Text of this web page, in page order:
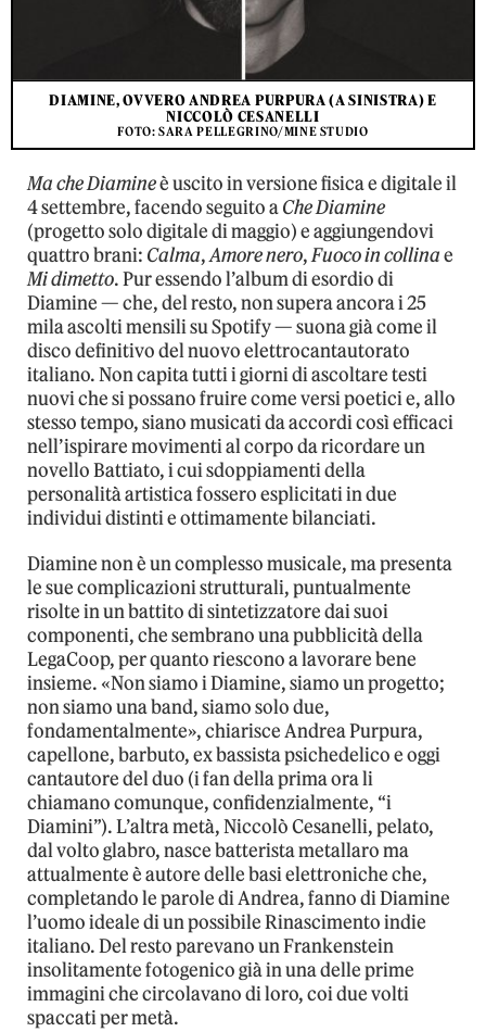
DIAMINE, OVVERO ANDREA PURPURA (A SINISTRA) E
NICCOLÒ CESANELLI
FOTO: SARA PELLEGRINO/MINE STUDIO
Ma che Diamineè uscito in versione fisica e digitale il
4 settembre, facendo seguito aChe Diamine
(progetto solo digitale di maggio) e aggiungendovi
quattro brani: Calma,Amore nero,Fuoco in collinae
Mi dimetto. Pur essendo l’album di esordio di
Diamine — che, del resto, non supera ancora i 25
mila ascolti mensili su Spotify — suona già come il
disco definitivo del nuovo elettrocantautorato
italiano. Non capita tutti i giorni di ascoltare testi
nuovi che si possano fruire come versi poetici e, allo
stesso tempo, siano musicati da accordi così efficaci
nell’ispirare movimenti al corpo da ricordare un
novello Battiato, i cui sdoppiamenti della
personalità artistica fossero esplicitati in due
individui distinti e ottimamente bilanciati.
Diamine non è un complesso musicale, ma presenta
le sue complicazioni strutturali, puntualmente
risolte in un battito di sintetizzatore dai suoi
componenti, che sembrano una pubblicità della
LegaCoop, per quanto riescono a lavorare bene
insieme. «Non siamo i Diamine, siamo un progetto;
non siamo una band, siamo solo due,
fondamentalmente», chiarisce Andrea Purpura,
capellone, barbuto, ex bassista psichedelico e oggi
cantautore del duo (i fan della prima ora li
chiamano comunque, confidenzialmente, “i
Diamini”). L’altra metà, Niccolò Cesanelli, pelato,
dal volto glabro, nasce batterista metallaro ma
attualmente è autore delle basi elettroniche che,
completando le parole di Andrea, fanno di Diamine
l’uomo ideale di un possibile Rinascimento indie
italiano. Del resto parevano un Frankenstein
insolitamente fotogenico già in una delle prime
immagini che circolavano di loro, coi due volti
spaccati per metà.